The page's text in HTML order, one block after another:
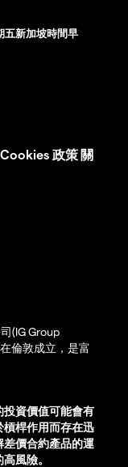
五新加坡時間早
Cookies 政策 關
(IG Group
倫敦成立，是富
投資價值可能會有
桿作用而存在迅
價合約產品的運
風險。